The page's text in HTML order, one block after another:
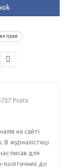
прав
Posts
на сайті
журналістиці
писав для
політичних до